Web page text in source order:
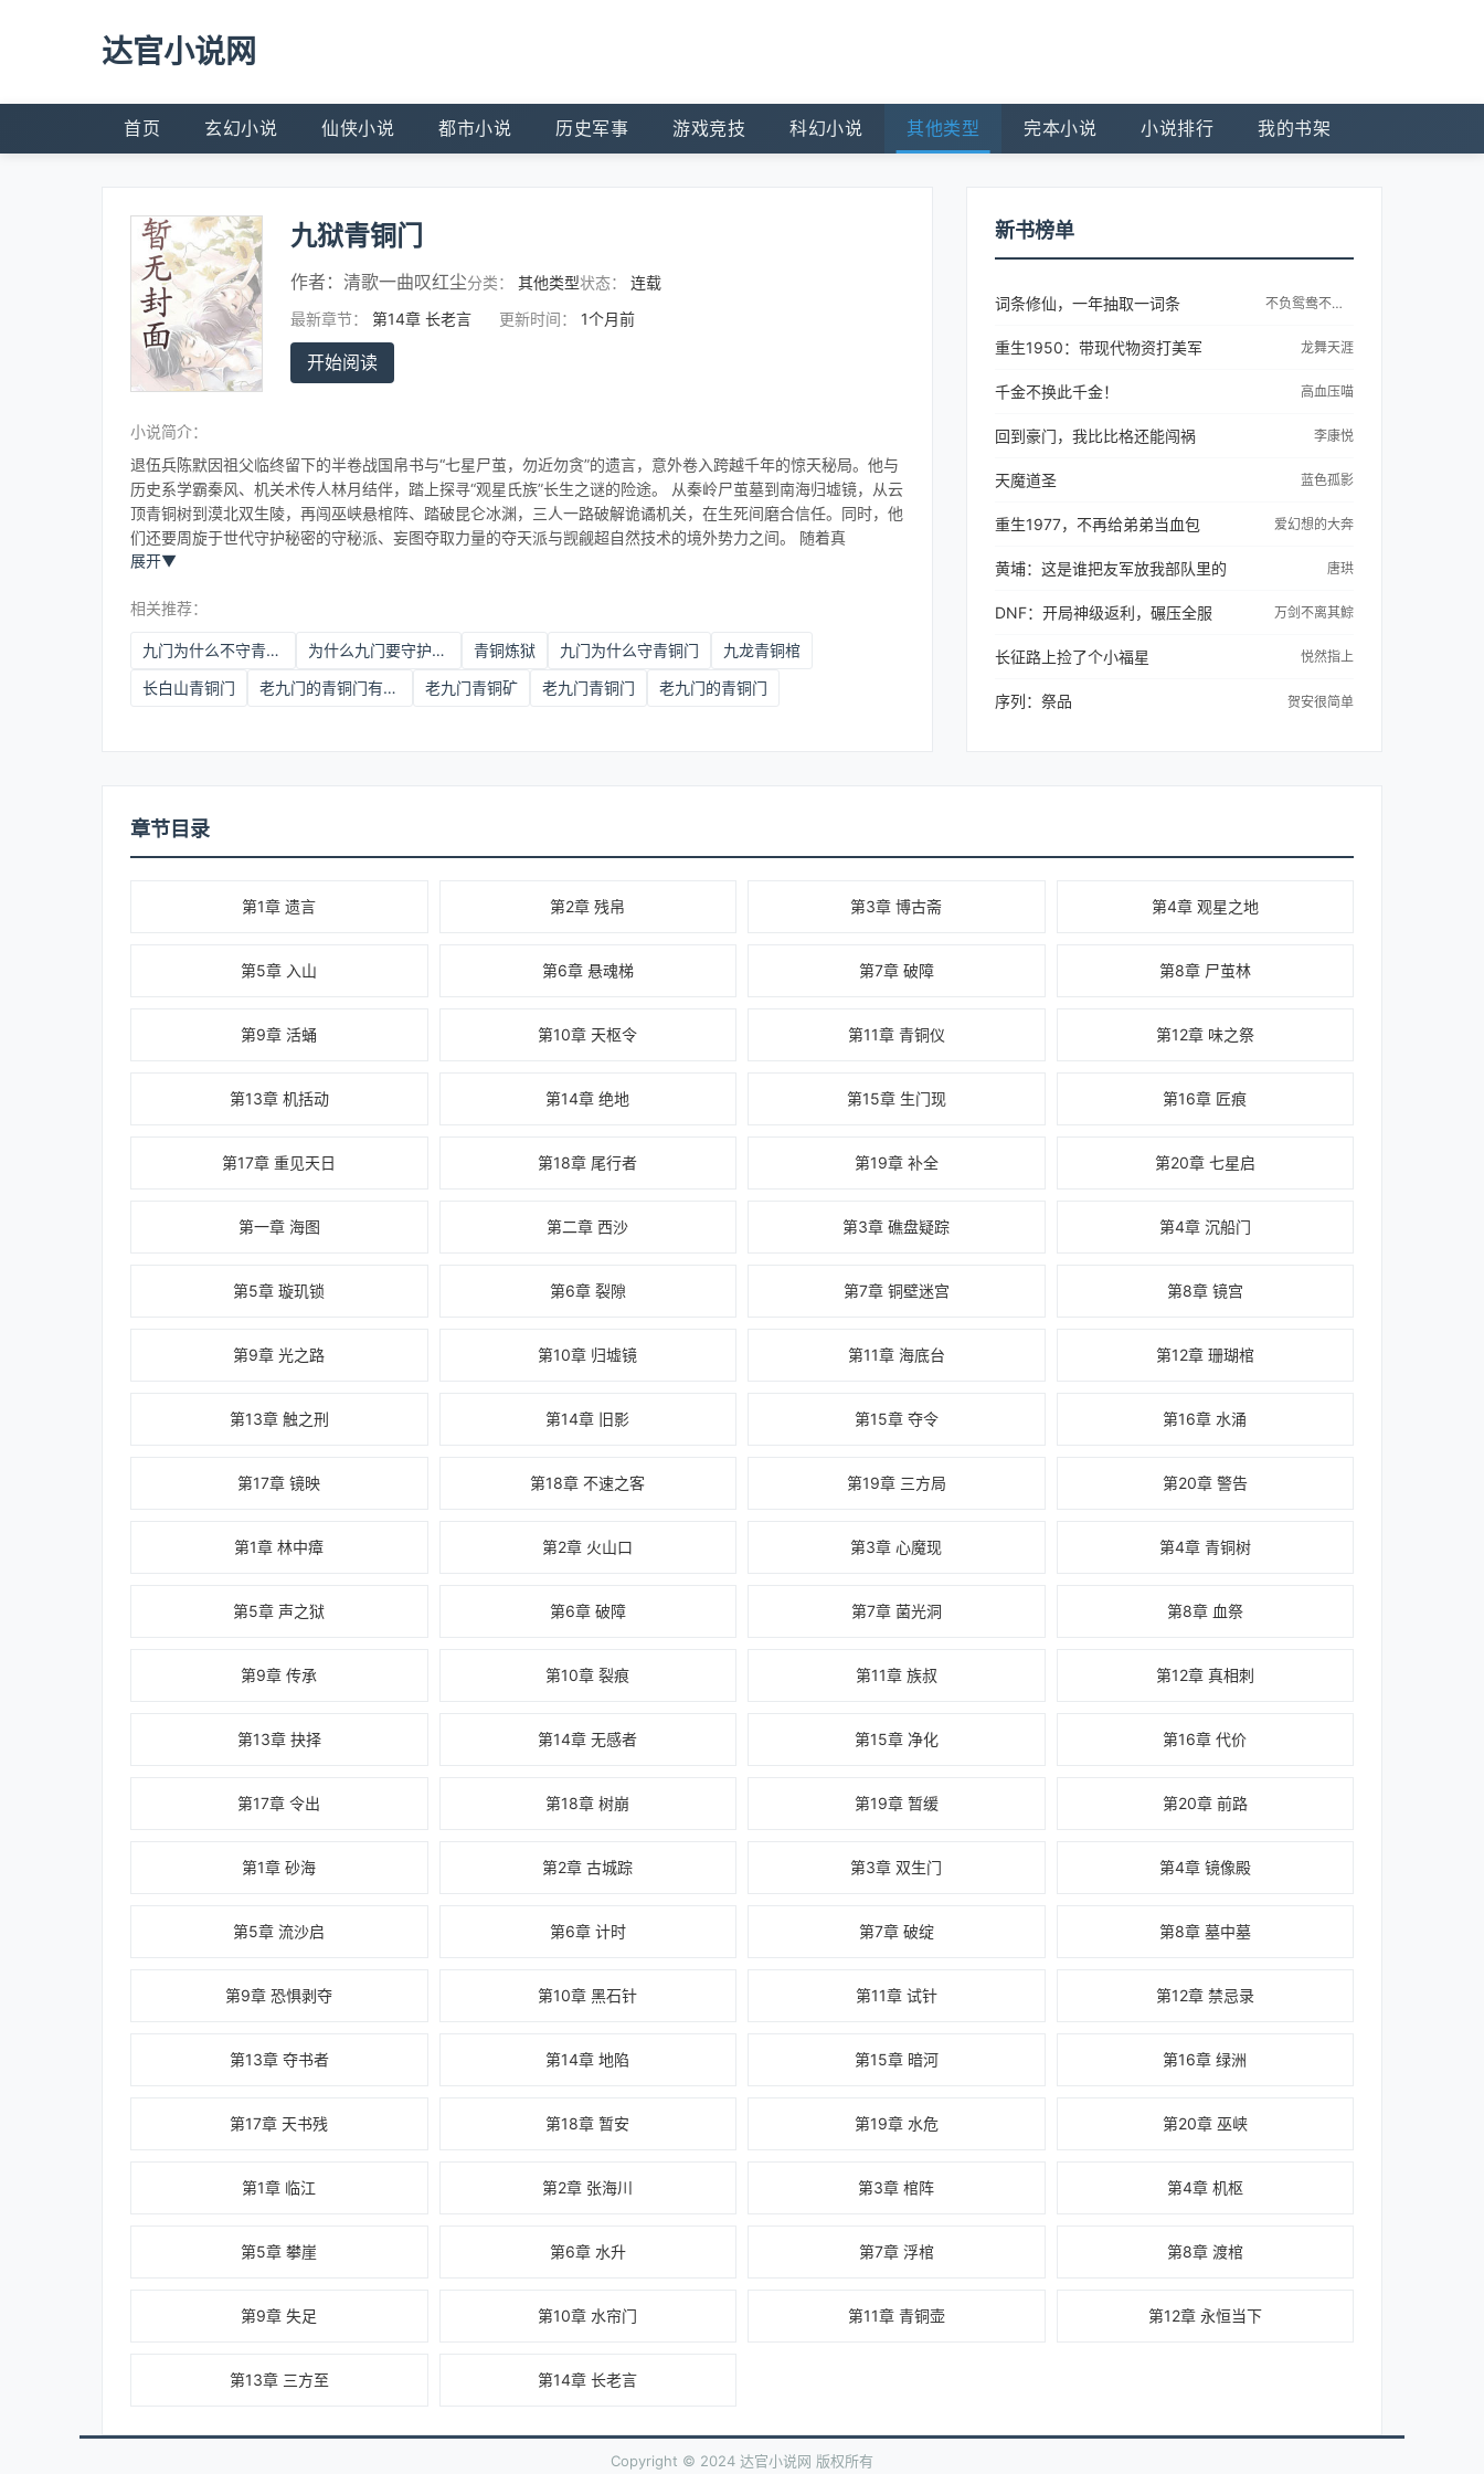
达官小说网
首页 玄幻小说 仙侠小说 都市小说 历史军事 游戏竞技 科幻小说 其他类型 完本小说 小说排行 我的书架
九狱青铜门
作者： 清歌一曲叹红尘分类： 其他类型状态：
连载
最新章节：
第14章 长老言 更新时间： 1个月前
开始阅读
小说简介：
退伍兵陈默因祖父临终留下的半卷战国帛书与“七星尸茧，勿近勿贪”的遗言，意外卷入跨越千年的惊天秘局。他与
历史系学霸秦风、机关术传人林月结伴，踏上探寻“观星氏族”长生之谜的险途。 从秦岭尸茧墓到南海归墟镜，从云
顶青铜树到漠北双生陵，再闯巫峡悬棺阵、踏破昆仑冰渊，三人一路破解诡谲机关，在生死间磨合信任。同时，他
们还要周旋于世代守护秘密的守秘派、妄图夺取力量的夺天派与觊觎超自然技术的境外势力之间。 随着真
展开▼
相关推荐：
九门为什么不守青铜门 为什么九门要守护青铜门 青铜炼狱 九门为什么守青铜门
九龙青铜棺
长白山青铜门
老九门的青铜门有什么秘密 老九门青铜矿 老九门青铜门 老九门的青铜门
新书榜单
词条修仙，一年抽取一词条 不负鸳鸯不负仙
重生1950：带现代物资打美军 龙舞天涯
千金不换此千金！ 高血压喵
回到豪门，我比比格还能闯祸 李康悦
天魔道圣 蓝色孤影
重生1977，不再给弟弟当血包 爱幻想的大奔
黄埔：这是谁把友军放我部队里的 唐珙
DNF：开局神级返利，碾压全服 万剑不离其鯮
长征路上捡了个小福星 悦然指上
序列：祭品 贺安很简单
章节目录
第1章 遗言 第2章 残帛 第3章 博古斋 第4章 观星之地
第5章 入山 第6章 悬魂梯 第7章 破障 第8章 尸茧林
第9章 活蛹 第10章 天枢令 第11章 青铜仪 第12章 味之祭
第13章 机括动 第14章 绝地 第15章 生门现 第16章 匠痕
第17章 重见天日 第18章 尾行者 第19章 补全 第20章 七星启
第一章 海图 第二章 西沙 第3章 礁盘疑踪 第4章 沉船门
第5章 璇玑锁 第6章 裂隙 第7章 铜壁迷宫 第8章 镜宫
第9章 光之路 第10章 归墟镜 第11章 海底台 第12章 珊瑚棺
第13章 触之刑 第14章 旧影 第15章 夺令 第16章 水涌
第17章 镜映 第18章 不速之客 第19章 三方局 第20章 警告
第1章 林中瘴 第2章 火山口 第3章 心魔现 第4章 青铜树
第5章 声之狱 第6章 破障 第7章 菌光洞 第8章 血祭
第9章 传承 第10章 裂痕 第11章 族叔 第12章 真相刺
第13章 抉择 第14章 无感者 第15章 净化 第16章 代价
第17章 令出 第18章 树崩 第19章 暂缓 第20章 前路
第1章 砂海 第2章 古城踪 第3章 双生门 第4章 镜像殿
第5章 流沙启 第6章 计时 第7章 破绽 第8章 墓中墓
第9章 恐惧剥夺 第10章 黑石针 第11章 试针 第12章 禁忌录
第13章 夺书者 第14章 地陷 第15章 暗河 第16章 绿洲
第17章 天书残 第18章 暂安 第19章 水危 第20章 巫峡
第1章 临江 第2章 张海川 第3章 棺阵 第4章 机枢
第5章 攀崖 第6章 水升 第7章 浮棺 第8章 渡棺
第9章 失足 第10章 水帘门 第11章 青铜壶 第12章 永恒当下
第13章 三方至 第14章 长老言
Copyright © 2024 达官小说网 版权所有